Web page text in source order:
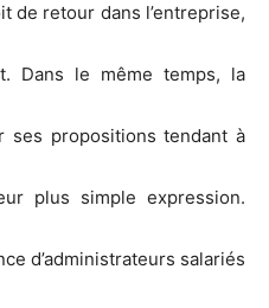
de retour dans l’entreprise,
Dans le même temps, la
propositions tendant à
plus simple expression.
d’administrateurs salariés